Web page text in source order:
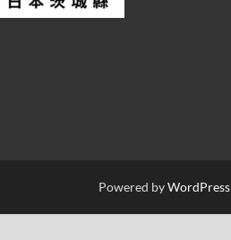
Powered byWordPress